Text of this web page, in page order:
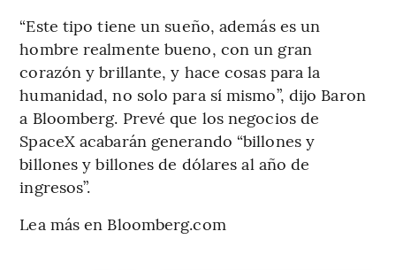
“Este tipo tiene un sueño, además es un
hombre realmente bueno, con un gran
corazón y brillante, y hace cosas para la
humanidad, no solo para sí mismo”, dijo Baron
a Bloomberg. Prevé que los negocios de
SpaceX acabarán generando “billones y
billones y billones de dólares al año de
ingresos”.
Lea más en Bloomberg.com